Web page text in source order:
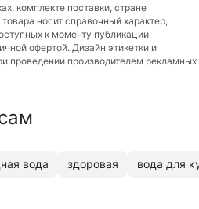
комплекте поставки, стране
носит справочный характер,
к моменту публикации
офертой. Дизайн этикетки и
проведении производителем рекламных
вода здоровая вода для